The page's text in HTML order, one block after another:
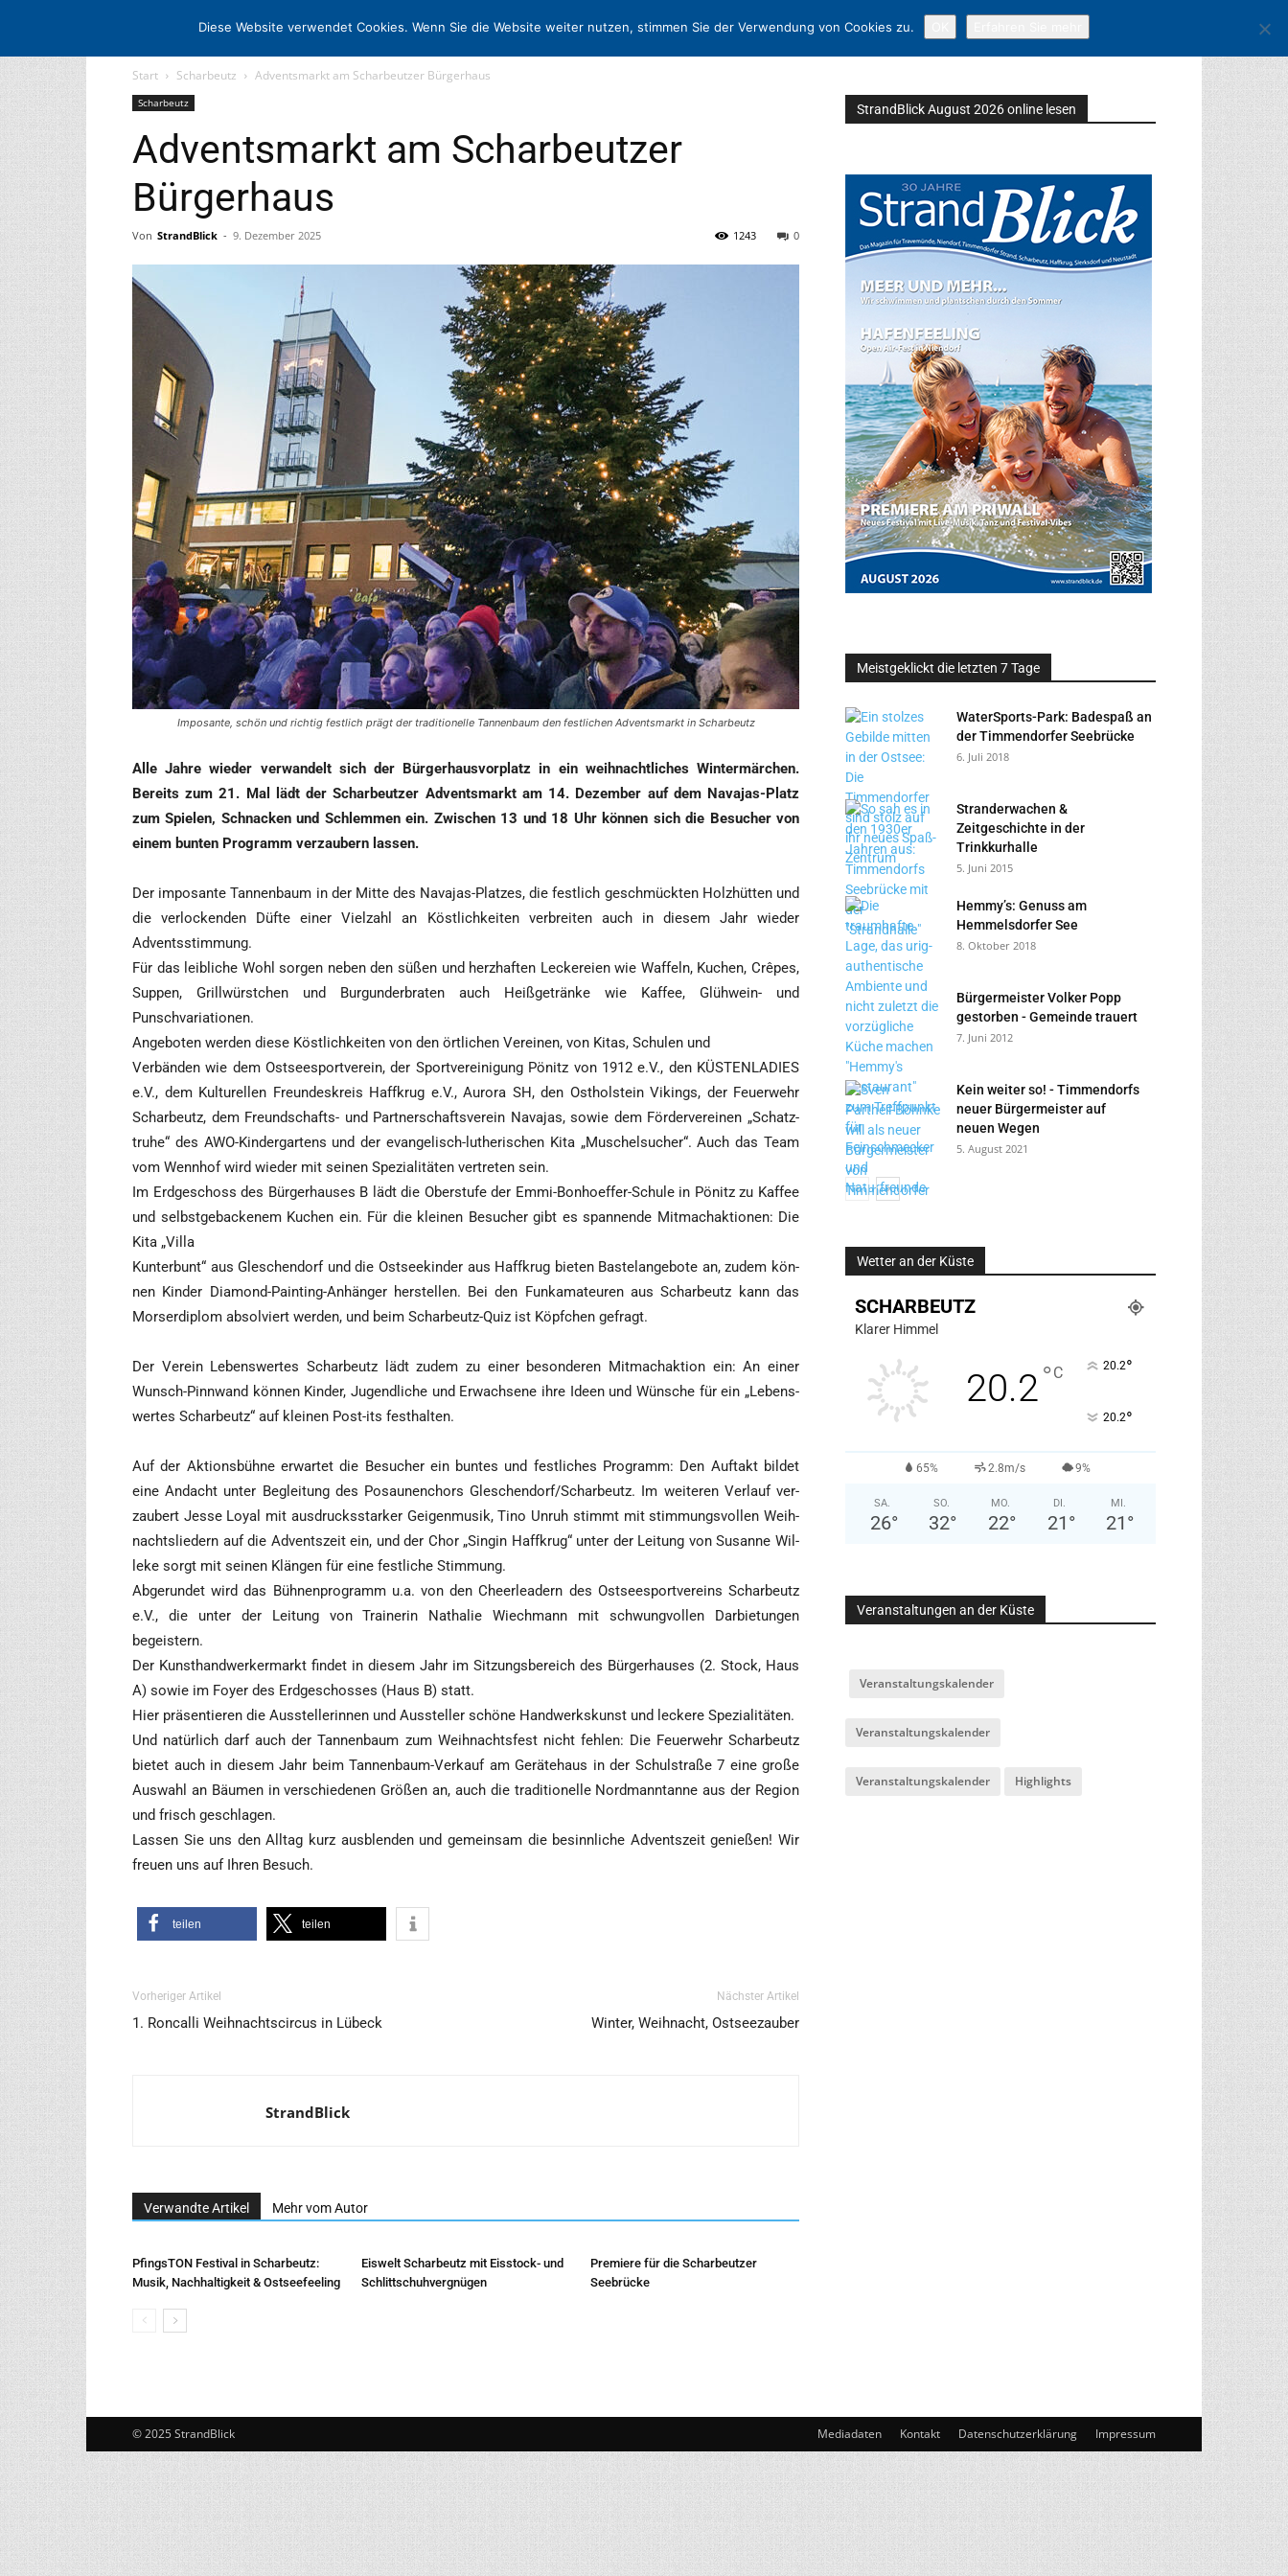
STARTSEITE ARCHIV MEDIADATEN KONTAKT MORE
Start Scharbeutz Adventsmarkt am Scharbeutzer Bürgerhaus
Scharbeutz
Adventsmarkt am Scharbeutzer
Bürgerhaus
Von StrandBlick - 9. Dezember 2025 0
1243
Imposante, schön und richtig festlich prägt der traditionelle Tannenbaum den festlichen Adventsmarkt in Scharbeutz
Alle Jah­re wie­der ver­wan­delt sich der Bür­ger­haus­vor­platz in ein weih­nacht­li­ches Win­ter­mär­chen.
Bereits zum 21. Mal lädt der Schar­beut­zer Advents­markt am 14. Dezem­ber auf dem Nava­jas-Platz
zum Spie­len, Schna­cken und Schlem­men ein. Zwi­schen 13 und 18 Uhr kön­nen sich die Besu­cher von
einem bun­ten Pro­gramm ver­zau­bern lassen.
Der impo­san­te Tan­nen­baum in der Mit­te des Nava­jas-Plat­zes, die fest­lich geschmück­ten Holz­hüt­ten und
die ver­lo­cken­den Düf­te einer Viel­zahl an Köst­lich­kei­ten ver­brei­ten auch in die­sem Jahr wie­der
Adventsstimmung.
Für das leib­li­che Wohl sor­gen neben den süßen und herz­haf­ten Lecke­rei­en wie Waf­feln, Kuchen, Crê­pes,
Sup­pen, Grill­würst­chen und Bur­gun­der­bra­ten auch Heiß­ge­trän­ke wie Kaf­fee, Glüh­wein- und
Punschvariationen.
Ange­bo­ten wer­den die­se Köst­lich­kei­ten von den ört­li­chen Ver­ei­nen, von Kitas, Schu­len und
Ver­bän­den wie dem Ost­see­s­port­ver­ein, der Sport­ver­ei­ni­gung Pönitz von 1912 e.V., den ­KÜSTENLADIES
e.V., dem Kul­tu­rel­len Freun­des­kreis Haff­krug e.V., Auro­ra SH, den Ost­hol­stein Vikings, der Feu­er­wehr
Schar­beutz, dem Freund­schafts- und Part­ner­schafts­ver­ein ­Nava­jas, sowie dem För­der­ver­ei­nen „Schatz­
tru­he“ des AWO-Kin­der­gar­tens und der evan­ge­lisch-luthe­ri­schen Kita „Muschel­su­cher“. Auch das Team
vom Wenn­hof wird wie­der mit sei­nen Spe­zia­li­tä­ten ver­tre­ten sein.
Im Erd­ge­schoss des Bür­ger­hau­ses B lädt die Ober­stu­fe der Emmi-Bon­hoef­fer-Schu­le in Pönitz zu Kaf­fee
und selbst­ge­ba­cke­nem Kuchen ein. Für die klei­nen Besu­cher gibt es span­nen­de Mit­mach­ak­tio­nen: Die
Kita „Vil­la
Kun­ter­bunt“ aus Gle­schen­dorf und die ­Ost­see­kin­der aus Haff­krug bie­ten Bas­te­l­an­ge­bo­te an, zudem kön­
nen Kin­der Dia­mond-Pain­ting-Anhän­ger her­stel­len. Bei den Funk­ama­teu­ren aus Schar­beutz kann das
Mor­ser­di­plom absol­viert wer­den, und beim Schar­beutz-Quiz ist Köpf­chen gefragt.
Der Ver­ein Lebens­wer­tes Schar­beutz lädt zudem zu einer beson­de­ren Mit­mach­ak­ti­on ein: An einer
Wunsch-Pinn­wand kön­nen Kin­der, Jugend­li­che und Erwach­se­ne ihre Ideen und Wün­sche für ein „Lebens­
wer­tes Schar­beutz“ auf klei­nen Post-its festhalten.
Auf der Akti­ons­büh­ne erwar­tet die Besu­cher ein bun­tes und fest­li­ches Pro­gramm: Den Auf­takt bil­det
eine Andacht unter Beglei­tung des Posau­nen­chors Gleschendorf/Scharbeutz. Im wei­te­ren Ver­lauf ver­
zau­bert Jes­se Loy­al mit aus­drucks­star­ker Gei­gen­mu­sik, Tino Unruh stimmt mit stim­mungs­vol­len Weih­
nachts­lie­dern auf die Advents­zeit ein, und der Chor „Sin­gin Haff­krug“ unter der Lei­tung von Susan­ne Wil­
le­ke sorgt mit sei­nen Klän­gen für eine fest­li­che Stimmung.
Abge­run­det wird das Büh­nen­pro­gramm u.a. von den Cheer­lea­dern des Ost­see­s­port­ver­eins Schar­beutz
e.V., die unter der Lei­tung von Trai­ne­rin Natha­lie Wiech­mann mit schwung­vol­len Dar­bie­tun­gen
begeistern.
Der Kunst­hand­wer­ker­markt fin­det in die­sem Jahr im Sit­zungs­be­reich des Bür­ger­hau­ses (2. Stock, Haus
A) sowie im Foy­er des Erd­ge­schos­ses (Haus B) statt.
Hier prä­sen­tie­ren die Aus­stel­le­rin­nen und Aus­stel­ler schö­ne Hand­werks­kunst und lecke­re Spezialitäten.
Und natür­lich darf auch der Tan­nen­baum zum Weih­nachts­fest nicht feh­len: Die Feu­er­wehr Schar­beutz
bie­tet auch in die­sem Jahr beim ­Tan­nen­baum-Ver­kauf am ­Gerä­te­haus in der Schul­stra­ße 7 eine gro­ße
Aus­wahl an Bäu­men in ver­schie­de­nen Grö­ßen an, auch die tra­di­tio­nel­le Nord­mann­tan­ne aus der Regi­on
und frisch geschlagen.
Las­sen Sie uns den All­tag kurz aus­blen­den und gemein­sam die besinn­li­che Advents­zeit genie­ßen! Wir
freu­en uns auf Ihren Besuch.
tei­len tei­len
Vorheriger Artikel
1. Roncalli Weihnachtscircus in Lübeck
Nächster Artikel
Winter, Weihnacht, Ostseezauber
StrandBlick
Verwandte Artikel Mehr vom Autor
PfingsTON Festival in Scharbeutz:
Musik, Nachhaltigkeit & Ostseefeeling
Eiswelt Scharbeutz mit Eisstock- und
Schlittschuhvergnügen
Premiere für die Scharbeutzer
Seebrücke
StrandBlick August 2026 online lesen
Meistgeklickt die letzten 7 Tage
WaterSports-Park: Badespaß an
der Timmendorfer Seebrücke
6. Juli 2018
Stranderwachen &
Zeitgeschichte in der
Trinkkurhalle
5. Juni 2015
Hemmy’s: Genuss am
Hemmelsdorfer See
8. Oktober 2018
Bürgermeister Volker Popp
gestorben - Gemeinde trauert
7. Juni 2012
Kein weiter so! - Timmendorfs
neuer Bürgermeister auf
neuen Wegen
5. August 2021
Wetter an der Küste
SCHARBEUTZ
Klarer Himmel
20.2°C 20.2°
20.2°
65% 2.8m/s 9%
SA.
26°
SO.
32°
MO.
22°
DI.
21 °
MI.
21 °
Veranstaltungen an der Küste
Veranstaltungskalender
Veranstaltungskalender
Veranstaltungskalender Highlights
Mediadaten Kontakt Datenschutzerklärung Impressum
© 2025 StrandBlick
Diese Website verwendet Cookies. Wenn Sie die Website weiter nutzen, stimmen Sie der Verwendung von Cookies zu.